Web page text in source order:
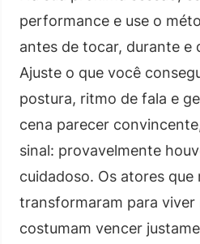
performance e use o
antes de tocar, durante e
Ajuste o que você
postura, ritmo de fala e
cena parecer
sinal: provavelmente
cuidadoso. Os atores que
transformaram para viver
costumam vencer